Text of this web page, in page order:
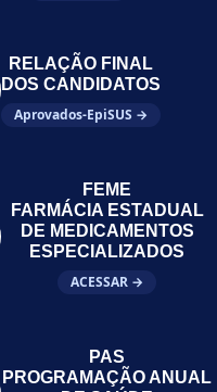
RELAÇÃO FINAL
DOS CANDIDATOS
Aprovados-EpiSUS →
FEME
FARMÁCIA ESTADUAL
DE MEDICAMENTOS
ESPECIALIZADOS
ACESSAR →
PAS
PROGRAMAÇÃO ANUAL